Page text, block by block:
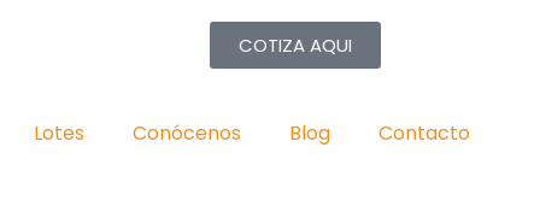
COTIZA AQUI
Lotes Conócenos Blog Contacto